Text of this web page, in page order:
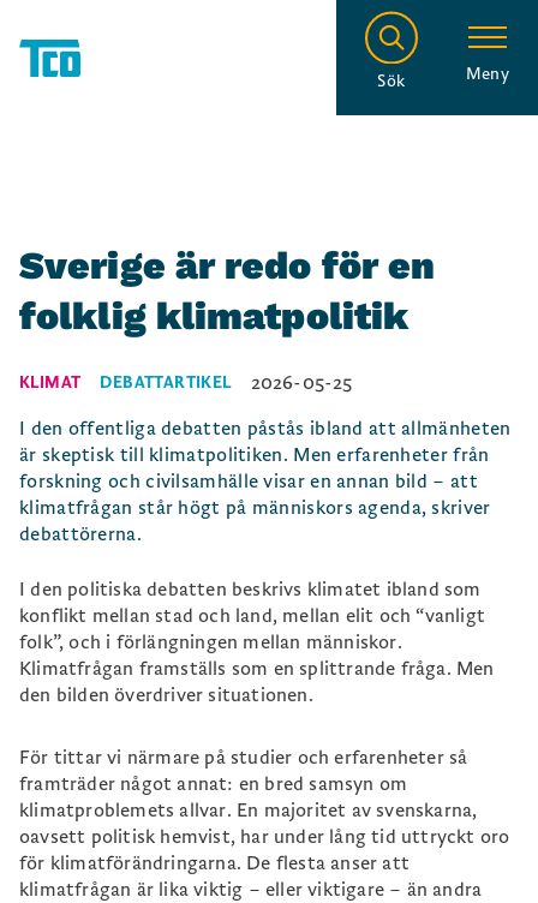
Sök Meny
Sverige är redo för en
folklig klimatpolitik
KLIMAT DEBATTARTIKEL
2026-05-25
I den offentliga debatten påstås ibland att allmänheten
är skeptisk till klimatpolitiken. Men erfarenheter från
forskning och civilsamhälle visar en annan bild – att
klimatfrågan står högt på människors agenda, skriver
debattörerna.
I den politiska debatten beskrivs klimatet ibland som
konflikt mellan stad och land, mellan elit och “vanligt
folk”, och i förlängningen mellan människor.
Klimatfrågan framställs som en splittrande fråga. Men
den bilden överdriver situationen.
För tittar vi närmare på studier och erfarenheter så
framträder något annat: en bred samsyn om
klimatproblemets allvar. En majoritet av svenskarna,
oavsett politisk hemvist, har under lång tid uttryckt oro
för klimatförändringarna. De flesta anser att
klimatfrågan är lika viktig – eller viktigare – än andra